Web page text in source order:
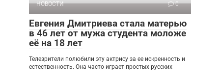
НОВОСТИ 0
Евгения Дмитриева стала матерью
в 46 лет от мужа студента моложе
её на 18 лет
Телезрители полюбили эту актрису за ее искренность и
естественность. Она часто играет простых русских